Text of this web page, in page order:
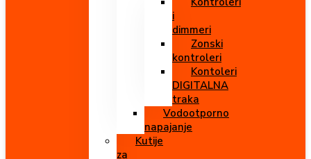
i
dimmeri
Zonski
kontroleri
Kontoleri
DIGITALNA
traka
Vodootporno
napajanje
Kutije
za